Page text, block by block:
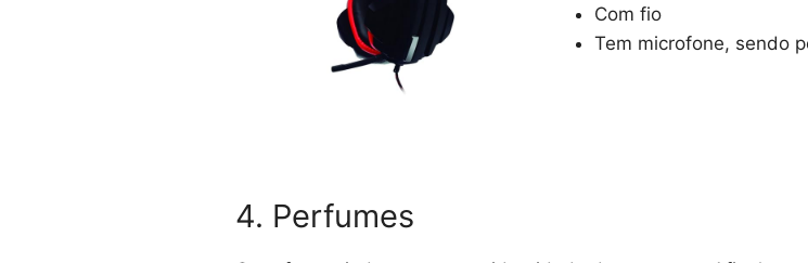
Com fio
Tem microfone, sendo
4. Perfumes